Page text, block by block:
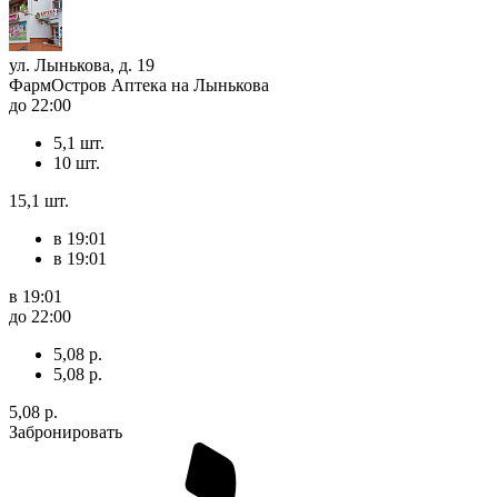
ул. Лынькова, д. 19
ФармОстров Аптека на Лынькова
до 22:00
5,1 шт.
10 шт.
15,1 шт.
в 19:01
в 19:01
в 19:01
до 22:00
5,08 р.
5,08 р.
5,08 р.
Забронировать